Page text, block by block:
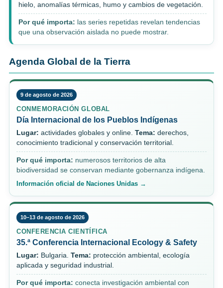
hielo, anomalías térmicas, humo y cambios de vegetación.
Por qué importa: las series repetidas revelan tendencias
que una observación aislada no puede mostrar.
Agenda Global de la Tierra
9 de agosto de 2026
CONMEMORACIÓN GLOBAL
Día Internacional de los Pueblos Indígenas
Lugar: actividades globales y online. Tema: derechos,
conocimiento tradicional y conservación territorial.
Por qué importa: numerosos territorios de alta
biodiversidad se conservan mediante gobernanza indígena.
Información oficial de Naciones Unidas →
10–13 de agosto de 2026
CONFERENCIA CIENTÍFICA
35.ª Conferencia Internacional Ecology & Safety
Lugar: Bulgaria. Tema: protección ambiental, ecología
aplicada y seguridad industrial.
Por qué importa: conecta investigación ambiental con